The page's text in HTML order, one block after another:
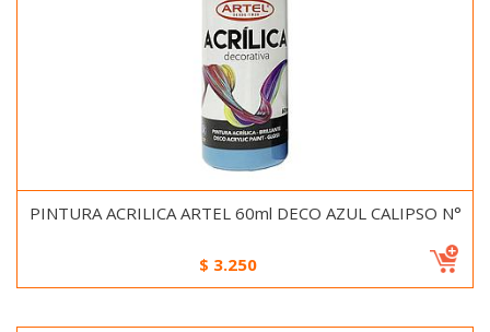
PINTURA ACRILICA ARTEL 60ml DECO AZUL CALIPSO N°
$ 3.250